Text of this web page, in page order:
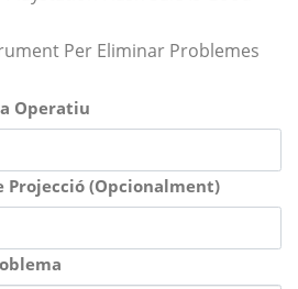
Per Eliminar Problemes
Operatiu
Projecció (Opcionalment)